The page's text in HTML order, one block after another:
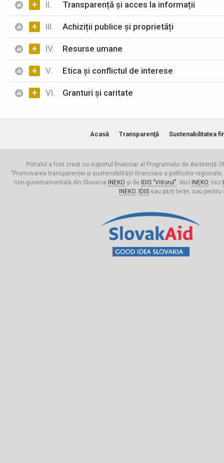
+ II. Transparență și acces la informații
+ III. Achiziții publice și proprietăți
+ IV. Resurse umane
+ V. Etica și conflictul de interese
+ VI. Granturi și caritate
Acasă Transparenţă Sustenabilitatea
Portalul a fost creat cu suportul financiar al Programului de Asistență
"Promovarea transparenței și sustenabilității financiare a politicilor
non-guvernamentală din Slovacia
INEKO și de IDIS "Viitorul". Nici INEKO, nici
INEKO, IDISsau părți terțe, sau pentru